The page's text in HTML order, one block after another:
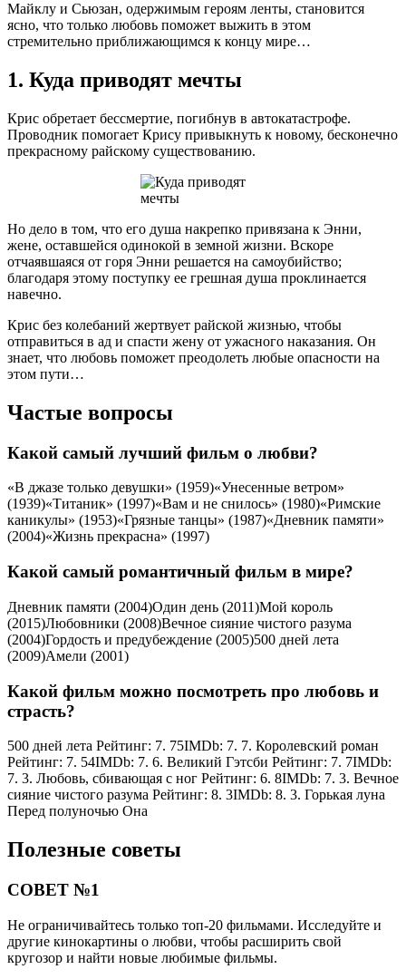
Майклу и Сьюзан, одержимым героям ленты, становится
ясно, что только любовь поможет выжить в этом
стремительно приближающимся к концу мире…
1. Куда приводят мечты
Крис обретает бессмертие, погибнув в автокатастрофе.
Проводник помогает Крису привыкнуть к новому, бесконечно
прекрасному райскому существованию.
Но дело в том, что его душа накрепко привязана к Энни,
жене, оставшейся одинокой в земной жизни. Вскоре
отчаявшаяся от горя Энни решается на самоубийство;
благодаря этому поступку ее грешная душа проклинается
навечно.
Крис без колебаний жертвует райской жизнью, чтобы
отправиться в ад и спасти жену от ужасного наказания. Он
знает, что любовь поможет преодолеть любые опасности на
этом пути…
Частые вопросы
Какой самый лучший фильм о любви?
«В джазе только девушки» (1959)«Унесенные ветром»
(1939)«Титаник» (1997)«Вам и не снилось» (1980)«Римские
каникулы» (1953)«Грязные танцы» (1987)«Дневник памяти»
(2004)«Жизнь прекрасна» (1997)
Какой самый романтичный фильм в мире?
Дневник памяти (2004)Один день (2011)Мой король
(2015)Любовники (2008)Вечное сияние чистого разума
(2004)Гордость и предубеждение (2005)500 дней лета
(2009)Амели (2001)
Какой фильм можно посмотреть про любовь и
страсть?
500 дней лета Рейтинг: 7. 75IMDb: 7. 7. Королевский роман
Рейтинг: 7. 54IMDb: 7. 6. Великий Гэтсби Рейтинг: 7. 7IMDb:
7. 3. Любовь, сбивающая с ног Рейтинг: 6. 8IMDb: 7. 3. Вечное
сияние чистого разума Рейтинг: 8. 3IMDb: 8. 3. Горькая луна
Перед полуночью Она
Полезные советы
СОВЕТ №1
Не ограничивайтесь только топ-20 фильмами. Исследуйте и
другие кинокартины о любви, чтобы расширить свой
кругозор и найти новые любимые фильмы.